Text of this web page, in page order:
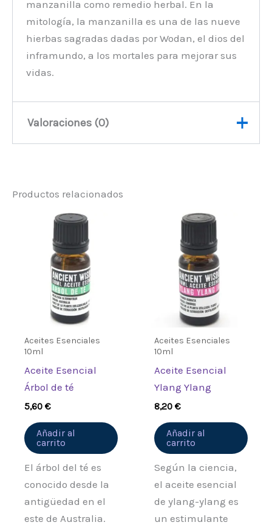
manzanilla como remedio herbal. En la
mitología, la manzanilla es una de las nueve
hierbas sagradas dadas por Wodan, el dios del
inframundo, a los mortales para mejorar sus
vidas.
Valoraciones (0)
Sé el primero en valorar
“Aceite Esencial Camomila
Puro”
Debesacceder
para publicar una
valoración.
Productos relacionados
Aceites Esenciales
10ml
Aceite Esencial
Árbol de té
5,60€
Añadir al
carrito
El árbol del té es
conocido desde la
antigüedad en el
este de Australia.
Aceites Esenciales
10ml
Aceite Esencial
Ylang Ylang
8,20€
Añadir al
carrito
Según la ciencia,
el aceite esencial
de ylang-ylang es
un estimulante